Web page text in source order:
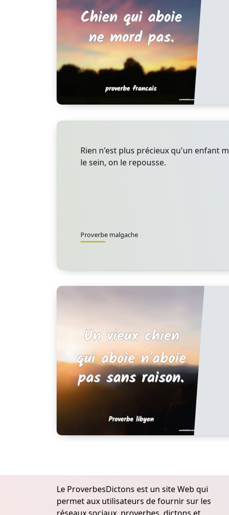
Rien n'est plus précieux qu'un enfant
le sein, on le repousse.
Proverbe malgache
Le ProverbesDictons est un site Web qui
permet aux utilisateurs de fournir sur les